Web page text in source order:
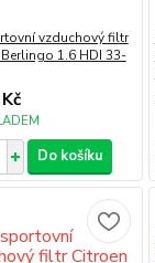
vzduchový filtr
1.6 HDI 33-
Do košíku